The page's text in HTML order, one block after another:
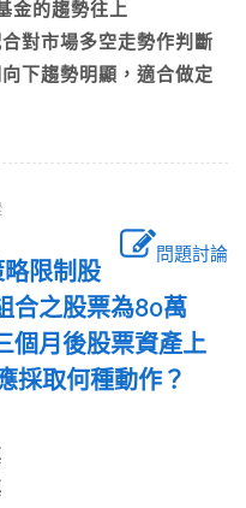
金的趨勢往上
對市場多空走勢作判斷
下趨勢明顯，適合做定
問題討論
限制股
合之股票為80萬
個月後股票資產上
採取何種動作？